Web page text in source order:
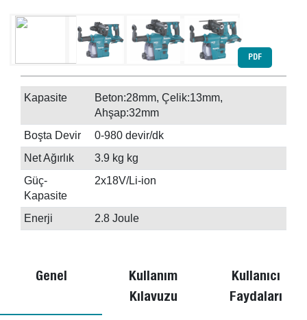
PDF
Kapasite
Beton:28mm, Çelik:13mm,
Ahşap:32mm
Boşta Devir
0-980 devir/dk
Net Ağırlık
3.9 kg kg
Güç-
Kapasite
2x18V/Li-ion
Enerji 2.8 Joule
Genel
Kullanım
Kılavuzu
Kullanıcı
Faydaları